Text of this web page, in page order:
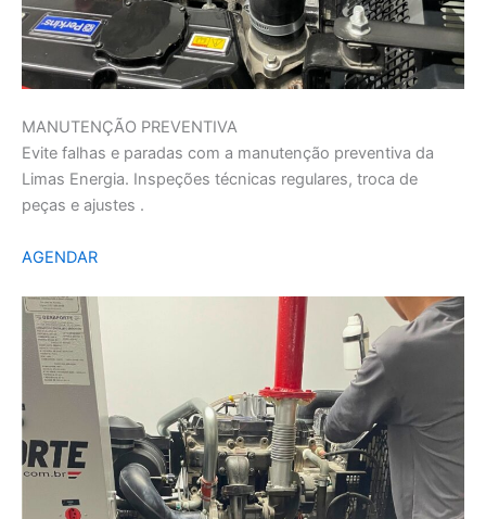
MANUTENÇÃO PREVENTIVA
Evite falhas e paradas com a manutenção preventiva da
Limas Energia. Inspeções técnicas regulares, troca de
peças e ajustes .
AGENDAR